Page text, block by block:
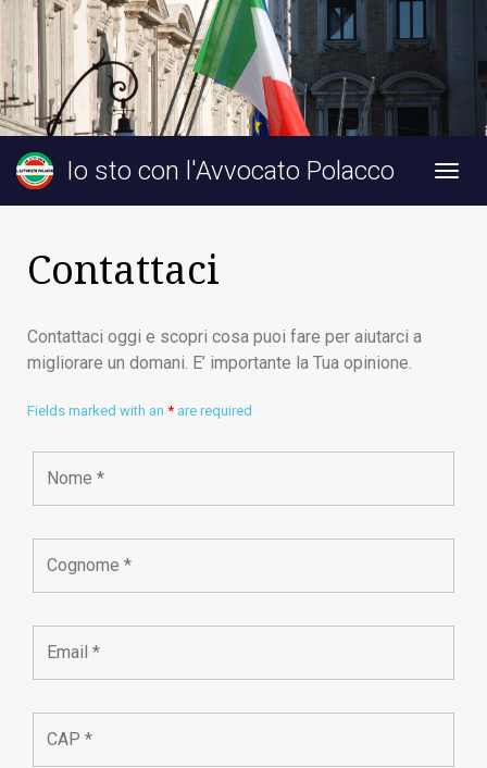
Io sto con l'Avvocato Polacco
Contattaci
Contattaci oggi e scopri cosa puoi fare per aiutarci a
migliorare un domani. E’ importante la Tua opinione.
Fields marked with an * are required